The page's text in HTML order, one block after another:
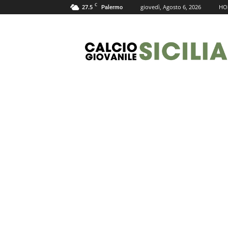
27.5 C Palermo giovedì, Agosto 6, 2026
Giovanile
Sicilia